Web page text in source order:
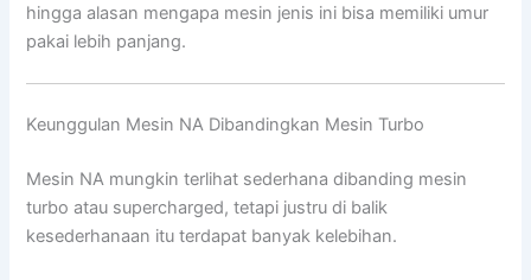
hingga alasan mengapa mesin jenis ini bisa memiliki umur
pakai lebih panjang.
Keunggulan Mesin NA Dibandingkan Mesin Turbo
Mesin NA mungkin terlihat sederhana dibanding mesin
turbo atau supercharged, tetapi justru di balik
kesederhanaan itu terdapat banyak kelebihan.